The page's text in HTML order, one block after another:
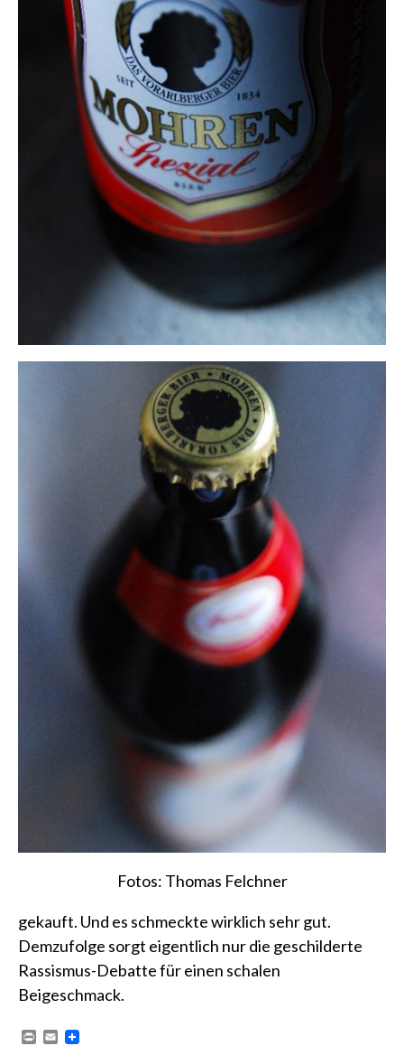
Fotos: Thomas Felchner
gekauft. Und es schmeckte wirklich sehr gut.
Demzufolge sorgt eigentlich nur die geschilderte
Rassismus-Debatte für einen schalen
Beigeschmack.
P
E